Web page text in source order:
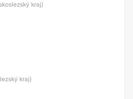
kraj)
kraj)